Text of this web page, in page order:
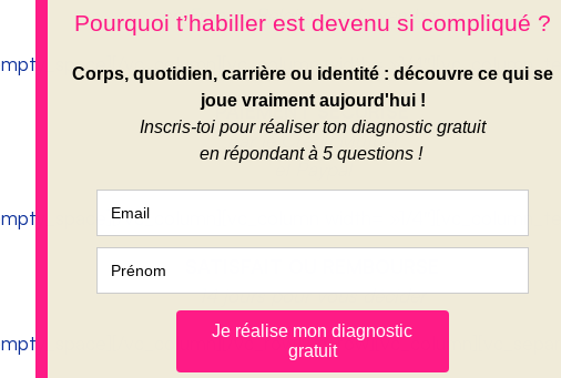
en France, Belgique et Luxembourg
vc_column][vc_column width= »1/
PAIEMENT SECURISE
par le Crédit Mutuel
et Paypal
vc_column][vc_column width= »1/
14 jours pour vous décider
vc_column][/